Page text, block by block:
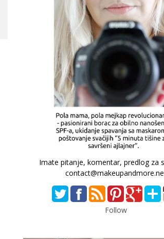
Imate pitanje, komentar, predlog za
Follow